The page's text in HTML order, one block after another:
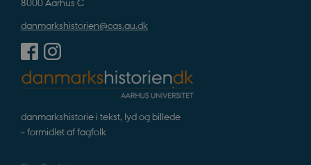
danmarkshistorien@cas.au.dk
danmarkshistorie i tekst, lyd og billede
– formidlet af fagfolk